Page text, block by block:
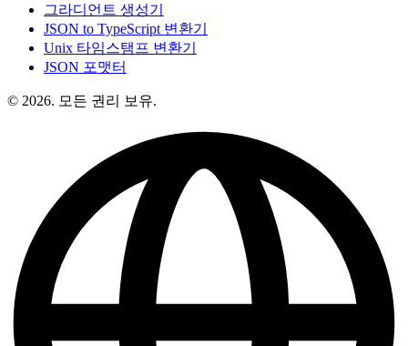
그라디언트 생성기
JSON to TypeScript 변환기
Unix 타임스탬프 변환기
JSON 포맷터
© 2026. 모든 권리 보유.